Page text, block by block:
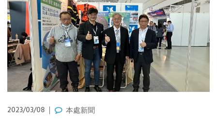
2023/03/08 本處新聞